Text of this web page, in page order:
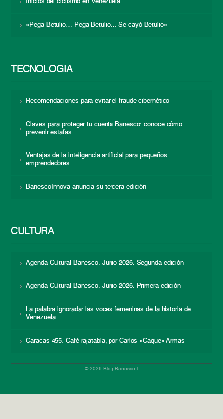
Inicios del ciclismo en Venezuela
«Pega Betulio… Pega Betulio… Se cayó Betulio»
TECNOLOGÍA
Recomendaciones para evitar el fraude cibernético
Claves para proteger tu cuenta Banesco: conoce cómo
prevenir estafas
Ventajas de la inteligencia artificial para pequeños
emprendedores
BanescoInnova anuncia su tercera edición
CULTURA
Agenda Cultural Banesco. Junio 2026. Segunda edición
Agenda Cultural Banesco. Junio 2026. Primera edición
La palabra ignorada: las voces femeninas de la historia de
Venezuela
Caracas 455: Café rajatabla, por Carlos «Caque» Armas
© 2026 Blog Banesco |